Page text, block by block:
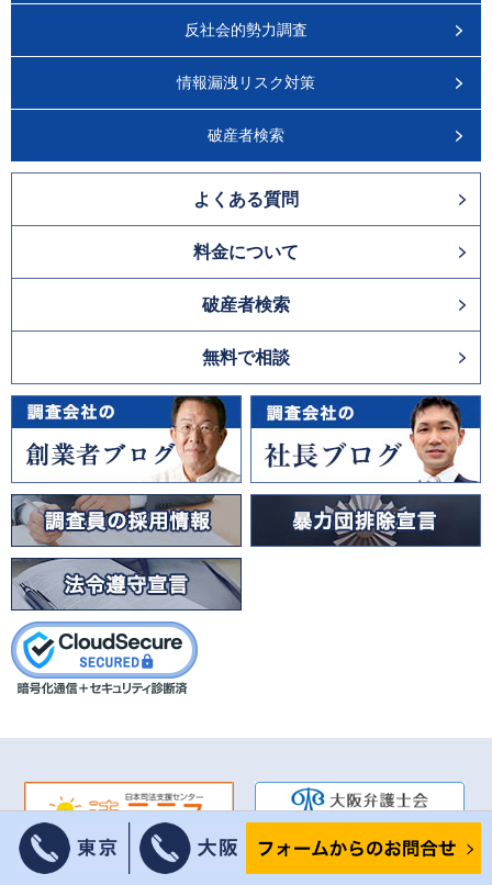
反社会的勢力調査
情報漏洩リスク対策
破産者検索
よくある質問
料金について
破産者検索
無料で相談